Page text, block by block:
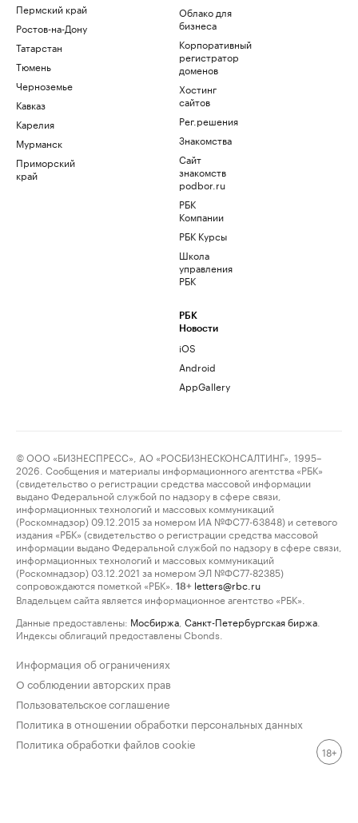
Пермский край
Ростов-на-Дону
Татарстан
Тюмень
Черноземье
Кавказ
Карелия
Мурманск
Приморский
край
Облако для
бизнеса
Корпоративный
регистратор
доменов
Хостинг
сайтов
Рег.решения
Знакомства
Сайт
знакомств
podbor.ru
РБК
Компании
РБК Курсы
Школа
управления
РБК
РБК
Новости
iOS
Android
AppGallery
© ООО «БИЗНЕСПРЕСС», АО «РОСБИЗНЕСКОНСАЛТИНГ», 1995–
2026. Сообщения и материалы информационного агентства «РБК»
(свидетельство о регистрации средства массовой информации
выдано Федеральной службой по надзору в сфере связи,
информационных технологий и массовых коммуникаций
(Роскомнадзор) 09.12.2015 за номером ИА №ФС77-63848) и сетевого
издания «РБК» (свидетельство о регистрации средства массовой
информации выдано Федеральной службой по надзору в сфере связи,
информационных технологий и массовых коммуникаций
(Роскомнадзор) 03.12.2021 за номером ЭЛ №ФС77-82385)
сопровождаются пометкой «РБК».
18+ letters@rbc.ru
Владельцем сайта является информационное агентство «РБК».
Данные предоставлены: Мосбиржа Санкт-Петербургская биржа
Индексы облигаций предоставлены Cbonds.
Информация об ограничениях
О соблюдении авторских прав
Пользовательское соглашение
Политика в отношении обработки персональных данных
Политика обработки файлов cookie
18+